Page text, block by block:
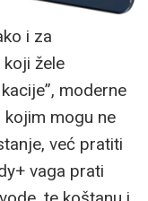
i za
žele
moderne
kojim mogu ne
već pratiti
vaga prati